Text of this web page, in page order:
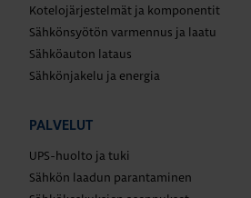
Kotelojärjestelmät ja komponentit
Sähkönsyötön varmennus ja laatu
Sähköauton lataus
Sähkönjakelu ja energia
PALVELUT
UPS-huolto ja tuki
Sähkön laadun parantaminen